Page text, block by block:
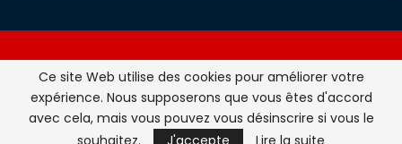
Atlasinfo.fr : l'essentiel de l'actualité de la France et du
Maghreb © Tous Droits Réservés - Atlasinfo- 2026
Ce site Web utilise des cookies pour améliorer votre
expérience. Nous supposerons que vous êtes d'accord
avec cela, mais vous pouvez vous désinscrire si vous le
souhaitez.
J'accepte Lire la suite